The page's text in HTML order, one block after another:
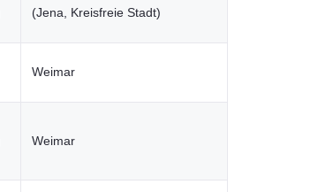
(Jena, Kreisfreie Stadt)
Weimar
Weimar